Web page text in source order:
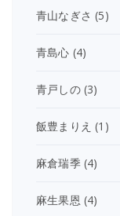
青山なぎさ (5)
青島心 (4)
青戸しの(3)
飯豊まりえ (1)
麻倉瑞季(4)
麻生果恩 (4)